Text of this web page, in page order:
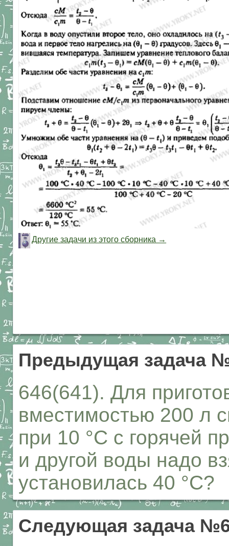
Другие задачи из этого сборника →
Предыдущая задача
646(641). Для
вместимостью 200 л
при 10 °С с горячей
и другой воды надо
установилась 40 °С?
Следующая задача